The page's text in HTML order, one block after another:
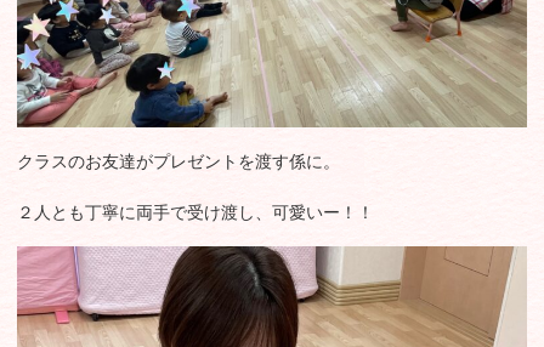
クラスのお友達がプレゼントを渡す係に。
２人とも丁寧に両手で受け渡し、可愛いー！！